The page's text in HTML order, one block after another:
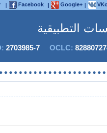
| Facebook | Google+ |
التطبيقية
2703985-7 OCLC: